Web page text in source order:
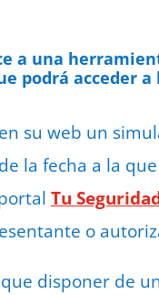
a una
podrá acceder a
su web un
la fecha a la
Tu
o
disponer de